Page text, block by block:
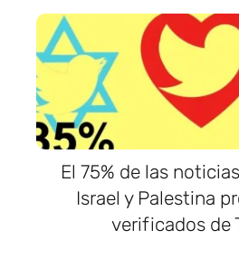
El 75% de las
Israel y Palestina
verificados de